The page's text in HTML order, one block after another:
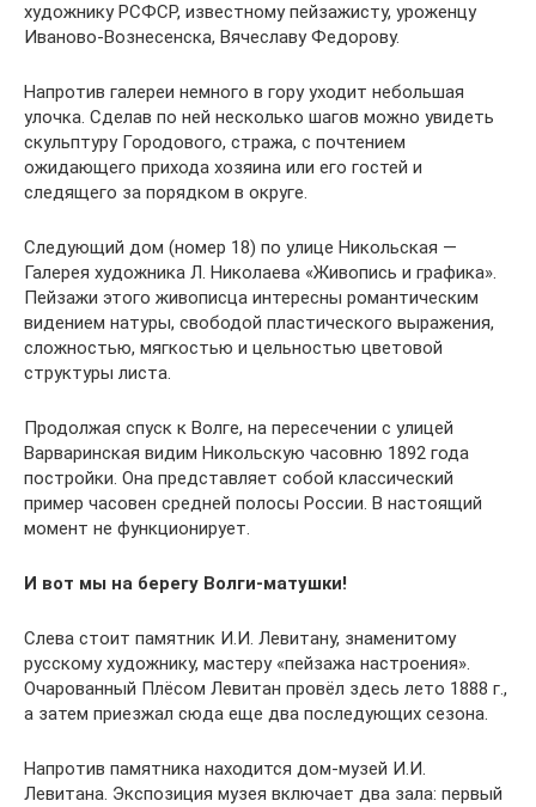
художнику РСФСР, известному пейзажисту, уроженцу
Иваново-Вознесенска, Вячеславу Федорову.
Напротив галереи немного в гору уходит небольшая
улочка. Сделав по ней несколько шагов можно увидеть
скульптуру Городового, стража, с почтением
ожидающего прихода хозяина или его гостей и
следящего за порядком в округе.
Следующий дом (номер 18) по улице Никольская —
Галерея художника Л. Николаева «Живопись и графика».
Пейзажи этого живописца интересны романтическим
видением натуры, свободой пластического выражения,
сложностью, мягкостью и цельностью цветовой
структуры листа.
Продолжая спуск к Волге, на пересечении с улицей
Варваринская видим Никольскую часовню 1892 года
постройки. Она представляет собой классический
пример часовен средней полосы России. В настоящий
момент не функционирует.
И вот мы на берегу Волги-матушки!
Слева стоит памятник И.И. Левитану, знаменитому
русскому художнику, мастеру «пейзажа настроения».
Очарованный Плёсом Левитан провёл здесь лето 1888 г.,
а затем приезжал сюда еще два последующих сезона.
Напротив памятника находится дом-музей И.И.
Левитана. Экспозиция музея включает два зала: первый